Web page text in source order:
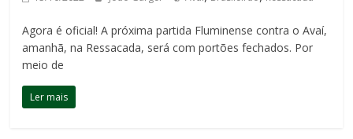
Agora é oficial! A próxima partida Fluminense contra o Avaí,
amanhã, na Ressacada, será com portões fechados. Por
meio de
Ler mais